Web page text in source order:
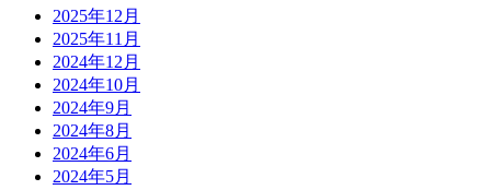
2025年12月
2025年11月
2024年12月
2024年10月
2024年9月
2024年8月
2024年6月
2024年5月